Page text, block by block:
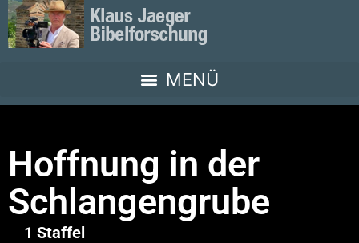
Hoffnung in der
Schlangengrube
1 Staffel